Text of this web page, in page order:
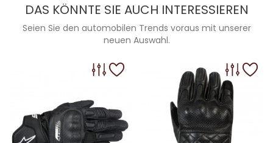
DAS KÖNNTE SIE AUCH INTERESSIEREN
Seien Sie den automobilen Trends voraus mit unserer
neuen Auswahl.